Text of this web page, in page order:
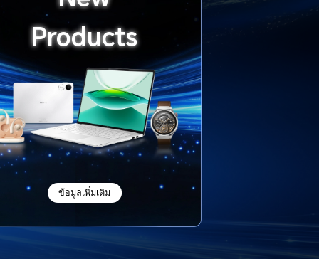
Products
ข้อมูลเพิ่มเติม